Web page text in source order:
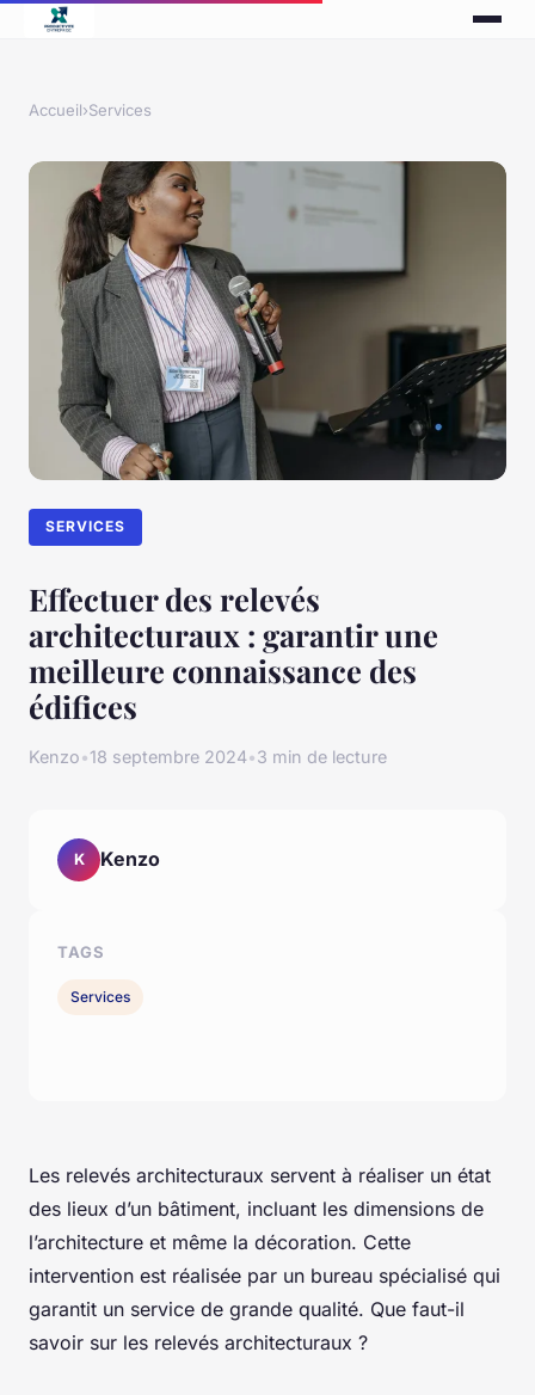
Accueil›Services
SERVICES
Effectuer des relevés
architecturaux : garantir une
meilleure connaissance des
édifices
Kenzo•18 septembre 2024•3 min de lecture
Les relevés architecturaux servent à réaliser un état
des lieux d’un bâtiment, incluant les dimensions de
l’architecture et même la décoration. Cette
intervention est réalisée par un bureau spécialisé qui
garantit un service de grande qualité. Que faut-il
savoir sur les relevés architecturaux ?
K Kenzo
TAGS
Services